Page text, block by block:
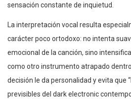
sensación constante de inquietud.
La interpretación vocal resulta
carácter poco ortodoxo: no intenta
emocional de la canción, sino
como otro instrumento atrapado
decisión le da personalidad y evita que
previsibles del dark electronic